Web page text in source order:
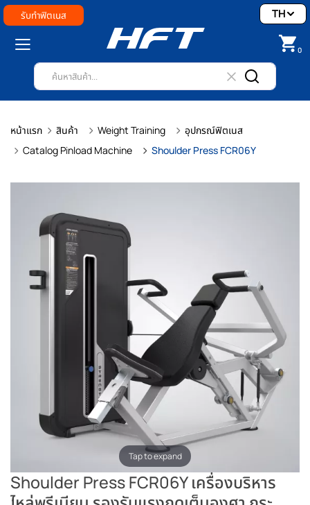
รับทำฟิตเนส
0
TH
หน้าแรก สินค้า Weight Training
อุปกรณ์ฟิตเนส
Catalog Pinload Machine
Shoulder Press FCR06Y
Tap to expand
Shoulder Press FCR06Y เครื่องบริหาร